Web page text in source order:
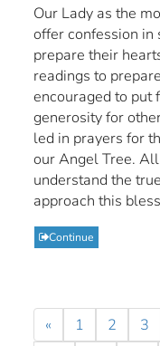
Our Lady as the
offer confession in
prepare their
readings to
encouraged to put
generosity for
led in prayers for
our Angel Tree.
understand the
approach this
Continue
« 1 2 3